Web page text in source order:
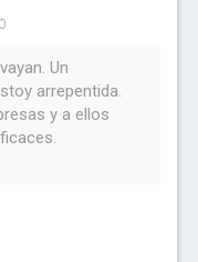
Un
arrepentida.
y a ellos